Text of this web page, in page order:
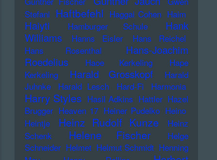
Stefani Haftbefehl Haggai Cohen Haim
Haiyti Hamburger Schule
Hank
Williams
Hanns Eisler
Hans Reichel
Hans Rosenthal
Hans-Joachim
Roedelius
Haoe Kerkeling
Hape
Kerkeling
Harald Grosskopf
Harald
Juhnke
Harald Lesch Hard-Fi Harmonia
Harry Styles Hasil Adkins Hattler Hazel
Brugger Heaven 17 Heiner Pudelko Heino
Heintje
Heinz Rudolf Kunze
Heinz
Schenk
Helene Fischer
Helge
Schneider Helmet Helmut Schmidt Henning